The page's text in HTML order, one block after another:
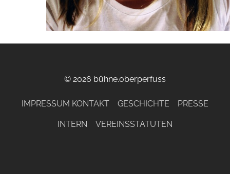
© 2026 bühne.oberperfuss
IMPRESSUM KONTAKT GESCHICHTE PRESSE
INTERN VEREINSSTATUTEN